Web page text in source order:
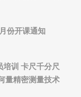
份开课通知
培训 卡尺千分尺
量精密测量技术